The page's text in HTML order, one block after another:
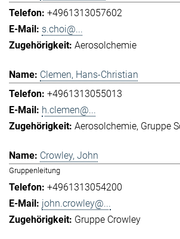
+4961313057602
s.choi@...
Aerosolchemie
Clemen, Hans-Christian
+4961313055013
h.clemen@...
Aerosolchemie Gruppe
Crowley, John
Gruppenleitung
+4961313054200
john.crowley@...
Gruppe Crowley